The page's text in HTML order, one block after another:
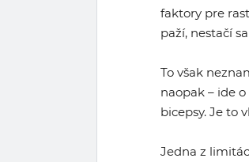
faktory pre
paží, nestačí
To však
naopak – ide
bicepsy. Je to
Jedna z